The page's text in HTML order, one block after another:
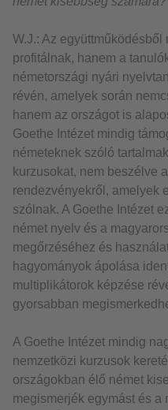
W.J.: Az
profitálnak, hanem a
németországi nyári
révén, amelyek során
hanem az országot is
Goethe Intézet mindig
németeknek szóló
kurzusokat, nem beszélve
rendezvényekről, amelyek
szólnak. A Goethe Intézet
német nyelv és a
megőrzéséhez és
hagyományok ápolása
multiplikátorok képzése
gyorsabban
A Goethe Intézet mindig
nemzetközi kurzusok
országokban élő német
megismerjék egymást és a